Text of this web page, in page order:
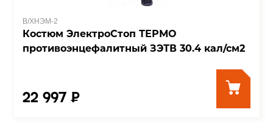
В/ХНЭМ-2
Костюм ЭлектроСтоп ТЕРМО
противоэнцефалитный ЗЭТВ 30.4 кал/см2
22 997 ₽